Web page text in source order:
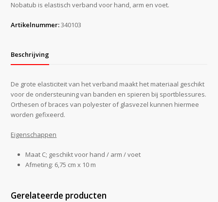
x
m
Nobatub is elastisch verband voor hand, arm en voet.
Artikelnummer:340103
Beschrijving
De grote elasticiteit van het verband maakt het materiaal geschikt
voor de ondersteuning van banden en spieren bij sportblessures.
Orthesen of braces van polyester of glasvezel kunnen hiermee
worden gefixeerd.
Eigenschappen
Maat C; geschikt voor hand / arm / voet
Afmeting: 6,75 cm x 10 m
Gerelateerde producten